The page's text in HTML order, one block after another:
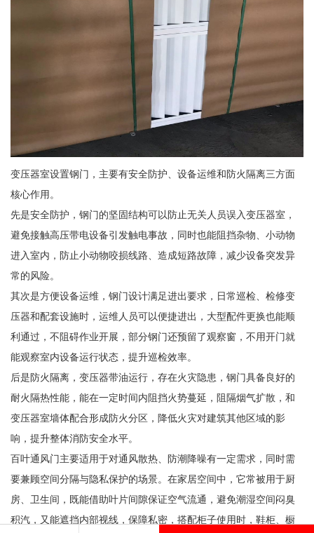
变压器室设置钢门，主要有安全防护、设备运维和防火隔离三方面
核心作用。
先是安全防护，钢门的坚固结构可以防止无关人员误入变压器室，
避免接触高压带电设备引发触电事故，同时也能阻挡杂物、小动物
进入室内，防止小动物咬损线路、造成短路故障，减少设备突发异
常的风险。
其次是方便设备运维，钢门设计满足进出要求，日常巡检、检修变
压器和配套设施时，运维人员可以便捷进出，大型配件更换也能顺
利通过，不阻碍作业开展，部分钢门还预留了观察窗，不用开门就
能观察室内设备运行状态，提升巡检效率。
后是防火隔离，变压器带油运行，存在火灾隐患，钢门具备良好的
耐火隔热性能，能在一定时间内阻挡火势蔓延，阻隔烟气扩散，和
变压器室墙体配合形成防火分区，降低火灾对建筑其他区域的影
响，提升整体消防安全水平。
百叶通风门主要适用于对通风散热、防潮降噪有一定需求，同时需
要兼顾空间分隔与隐私保护的场景。在家居空间中，它常被用于厨
房、卫生间，既能借助叶片间隙保证空气流通，避免潮湿空间闷臭
积汽，又能遮挡内部视线，保障私密，搭配柜子使用时，鞋柜、橱